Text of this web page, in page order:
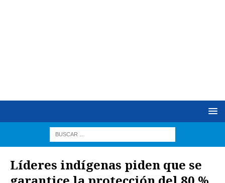
Líderes indígenas piden que se